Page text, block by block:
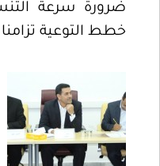
ضرورة سرعة
خطط التوعية